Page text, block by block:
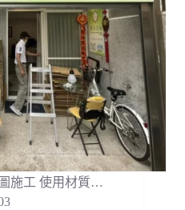
施工 使用材質…